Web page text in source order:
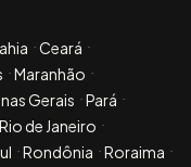
Ceará
Maranhão
Gerais
Pará
Rio de Janeiro
Rondônia
Roraima